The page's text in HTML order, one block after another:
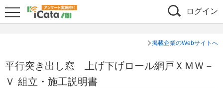
ログイン
掲載企業のWebサイトへ
平行突き出し窓 上げ下げロール網戸ＸＭＷ－
Ｖ 組立・施工説明書